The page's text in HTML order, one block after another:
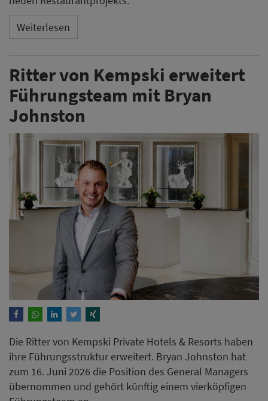
Die Ritter von Kempski Private Hotels & Resorts haben
ihre Führungsstruktur erweitert. Bryan Johnston hat
zum 16. Juni 2026 die Position des General Managers
übernommen und gehört künftig einem vierköpfigen
Führungsteam an.
Weiterlesen
Hotel Adlon Kempinski Berlin
erweitert Führungsteam mit
drei Direktoren